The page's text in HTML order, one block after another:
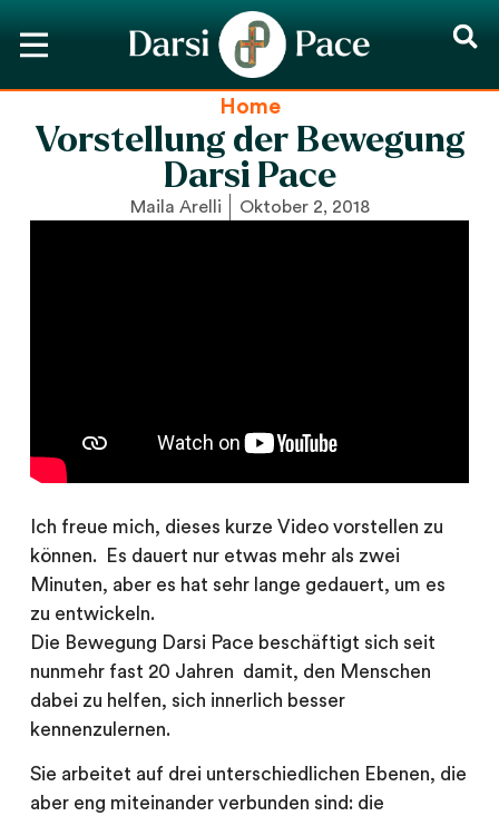
Home
Vorstellung der Bewegung
Darsi Pace
Maila Arelli Oktober 2, 2018
Ich freue mich, dieses kurze Video vorstellen zu
können. Es dauert nur etwas mehr als zwei
Minuten, aber es hat sehr lange gedauert, um es
zu entwickeln.
Die Bewegung Darsi Pace beschäftigt sich seit
nunmehr fast 20 Jahren damit, den Menschen
dabei zu helfen, sich innerlich besser
kennenzulernen.
Sie arbeitet auf drei unterschiedlichen Ebenen, die
aber eng miteinander verbunden sind: die